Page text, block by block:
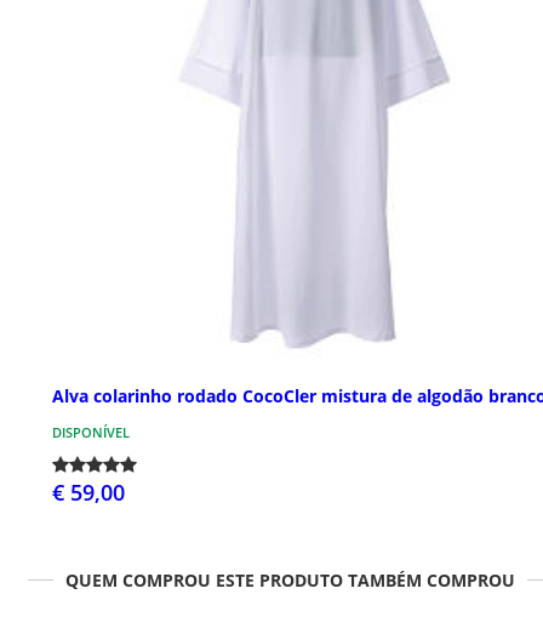
Alva colarinho rodado CocoCler mistura de algodão
DISPONÍVEL
€ 59,00
QUEM COMPROU ESTE PRODUTO TAMBÉM COMPROU